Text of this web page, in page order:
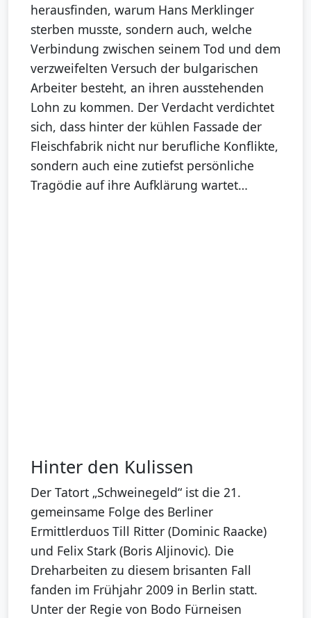
herausfinden, warum Hans Merklinger
sterben musste, sondern auch, welche
Verbindung zwischen seinem Tod und dem
verzweifelten Versuch der bulgarischen
Arbeiter besteht, an ihren ausstehenden
Lohn zu kommen. Der Verdacht verdichtet
sich, dass hinter der kühlen Fassade der
Fleischfabrik nicht nur berufliche Konflikte,
sondern auch eine zutiefst persönliche
Tragödie auf ihre Aufklärung wartet…
Hinter den Kulissen
Der Tatort „Schweinegeld“ ist die 21.
gemeinsame Folge des Berliner
Ermittlerduos Till Ritter (Dominic Raacke)
und Felix Stark (Boris Aljinovic). Die
Dreharbeiten zu diesem brisanten Fall
fanden im Frühjahr 2009 in Berlin statt.
Unter der Regie von Bodo Fürneisen